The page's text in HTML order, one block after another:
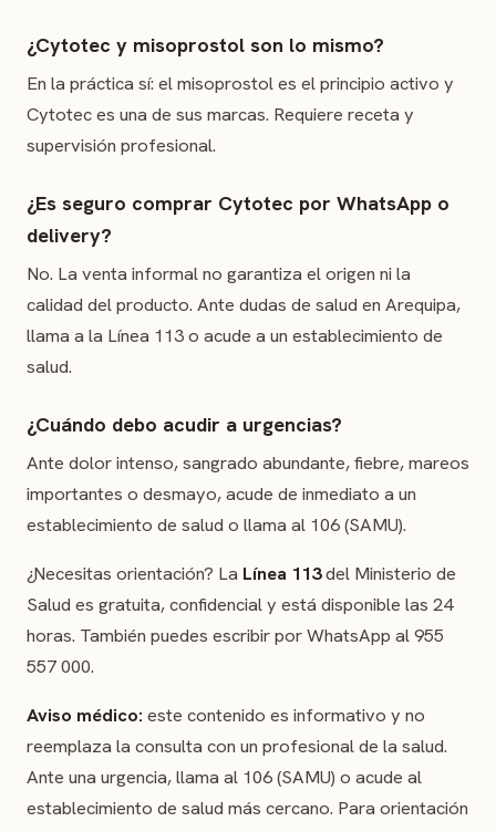
¿Cytotec y misoprostol son lo mismo?
En la práctica sí: el misoprostol es el principio activo y
Cytotec es una de sus marcas. Requiere receta y
supervisión profesional.
¿Es seguro comprar Cytotec por WhatsApp o
delivery?
No. La venta informal no garantiza el origen ni la
calidad del producto. Ante dudas de salud en Arequipa,
llama a la Línea 113 o acude a un establecimiento de
salud.
¿Cuándo debo acudir a urgencias?
Ante dolor intenso, sangrado abundante, fiebre, mareos
importantes o desmayo, acude de inmediato a un
establecimiento de salud o llama al 106 (SAMU).
¿Necesitas orientación? La Línea 113del Ministerio de
Salud es gratuita, confidencial y está disponible las 24
horas. También puedes escribir por WhatsApp al 955
557 000.
Aviso médico: este contenido es informativo y no
reemplaza la consulta con un profesional de la salud.
Ante una urgencia, llama al 106 (SAMU) o acude al
establecimiento de salud más cercano. Para orientación